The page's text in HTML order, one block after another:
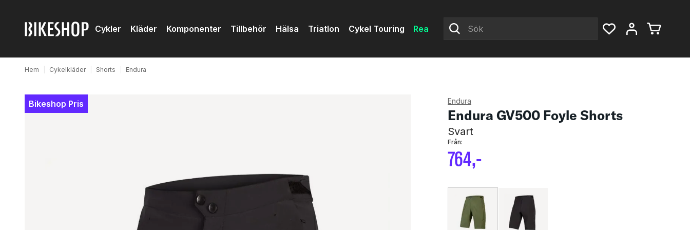
Cykler Kläder Komponenter Tillbehör Hälsa Triatlon Cykel Touring Rea
Hem Cykelkläder Shorts Endura
Endura
Endura GV500 Foyle Shorts
Svart
764,-
Från:
Bikeshop Pris